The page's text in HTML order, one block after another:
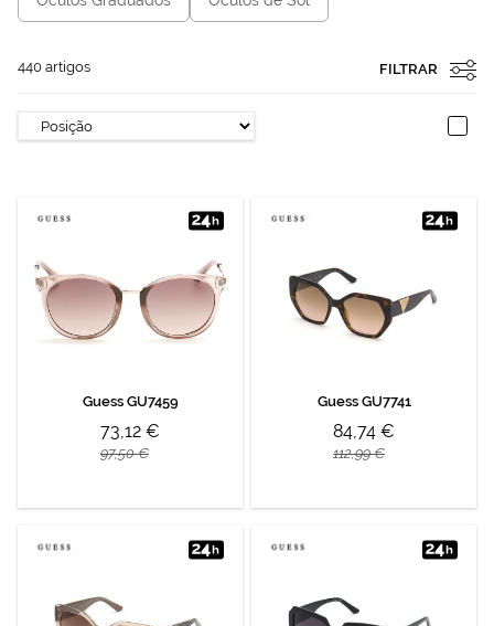
440 artigos FILTRAR
Guess GU7459
73,12 €
97,50 €
Guess GU7741
84,74 €
112,99 €